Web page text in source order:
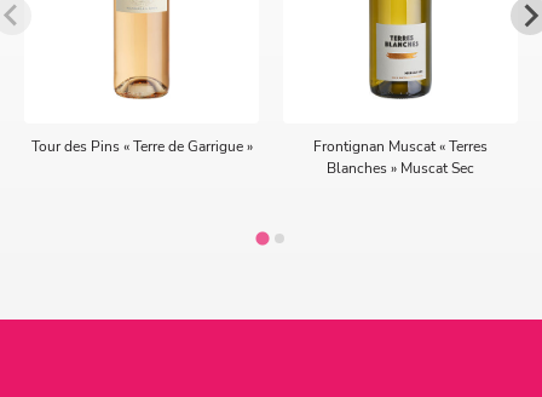
Tour des Pins « Terre de Garrigue »
Frontignan Muscat « Terres
Blanches » Muscat Sec